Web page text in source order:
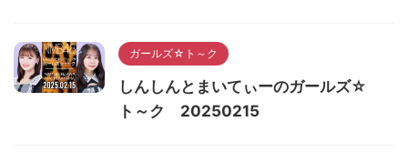
ガールズ☆ト～ク
しんしんとまいてぃーのガールズ☆
ト～ク 20250215